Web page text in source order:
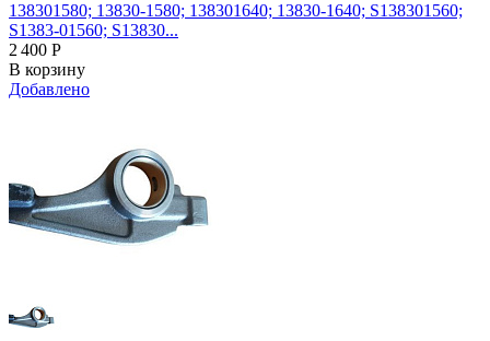
138301580; 13830-1580; 138301640; 13830-1640; S138301560;
S1383-01560; S13830...
2 400 Р
В корзину
Добавлено